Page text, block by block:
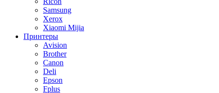
Samsung
Xerox
Xiaomi Mijia
Принтеры
Avision
Brother
Canon
Deli
Epson
Fplus